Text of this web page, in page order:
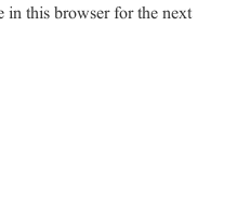
in this browser for the next